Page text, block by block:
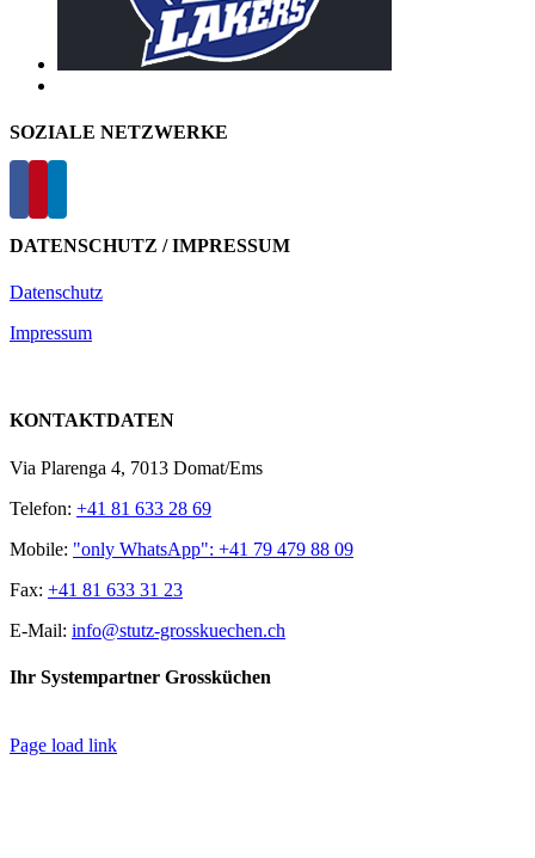
SOZIALE NETZWERKE
DATENSCHUTZ / IMPRESSUM
Datenschutz
Impressum
KONTAKTDATEN
Via Plarenga 4, 7013 Domat/Ems
Telefon: +41 81 633 28 69
Mobile: "only WhatsApp": +41 79 479 88 09
Fax: +41 81 633 31 23
E-Mail: info@stutz-grosskuechen.ch
Ihr Systempartner Grossküchen
Page load link